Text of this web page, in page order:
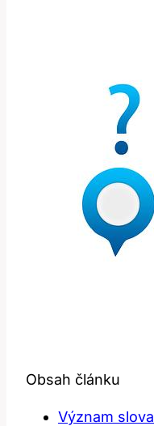
Obsah článku
Význam